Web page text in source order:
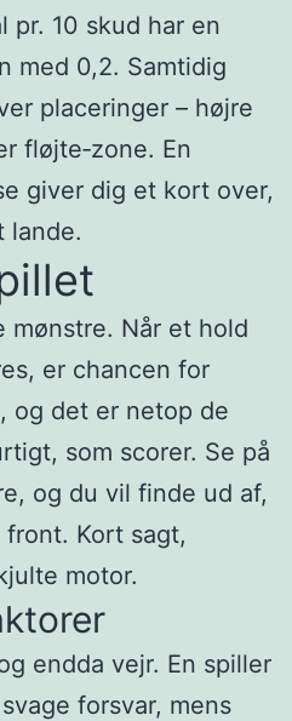
pr. 10 skud har en
med 0,2. Samtidig
placeringer – højre
fløjte‑zone. En
giver dig et kort over,
lande.
mønstre. Når et hold
er chancen for
og det er netop de
som scorer. Se på
og du vil finde ud af,
Kort sagt,
motor.
endda vejr. En spiller
forsvar, mens